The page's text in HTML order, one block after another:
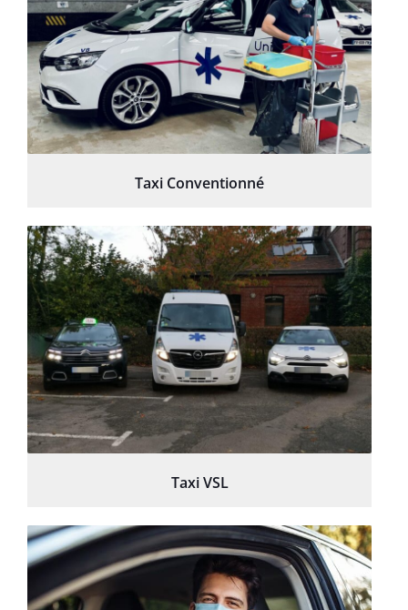
Taxi Conventionné
Taxi VSL